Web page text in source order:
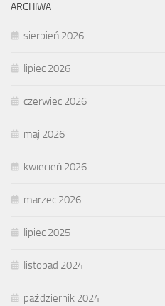
ARCHIWA
sierpień 2026
lipiec 2026
czerwiec 2026
maj 2026
kwiecień 2026
marzec 2026
lipiec 2025
listopad 2024
październik 2024